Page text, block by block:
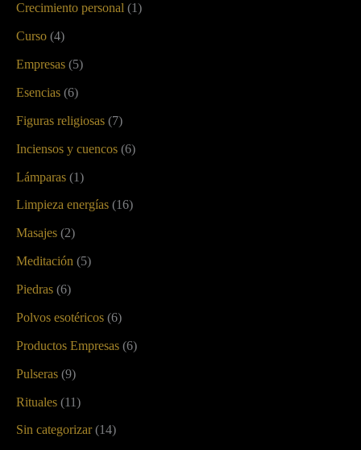
Crecimiento personal (1)
Curso (4)
Empresas (5)
Esencias (6)
Figuras religiosas (7)
Inciensos y cuencos (6)
Lámparas (1)
Limpieza energías (16)
Masajes (2)
Meditación (5)
Piedras (6)
Polvos esotéricos (6)
Productos Empresas (6)
Pulseras (9)
Rituales (11)
Sin categorizar (14)